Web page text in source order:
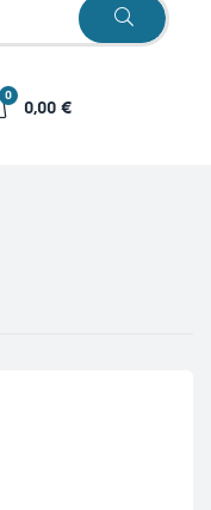
0
0,00 €